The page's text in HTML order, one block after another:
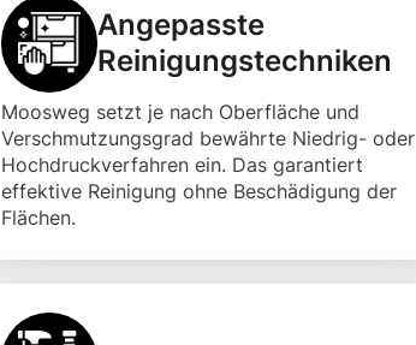
Angepasste
Reinigungstechniken
Moosweg setzt je nach Oberfläche und
Verschmutzungsgrad bewährte Niedrig- oder
Hochdruckverfahren ein. Das garantiert
effektive Reinigung ohne Beschädigung der
Flächen.